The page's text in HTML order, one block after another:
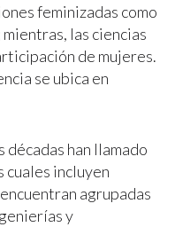
feminizadas como
las ciencias
de mujeres.
se ubica en
décadas han llamado
cuales incluyen
agrupadas
y